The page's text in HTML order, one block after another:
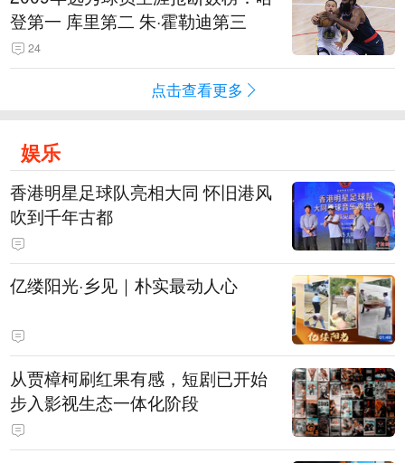
登第一 库里第二 朱·霍勒迪第三
24
点击查看更多
娱乐
香港明星足球队亮相大同 怀旧港风
吹到千年古都
亿缕阳光·乡见｜朴实最动人心
从贾樟柯刷红果有感，短剧已开始
步入影视生态一体化阶段